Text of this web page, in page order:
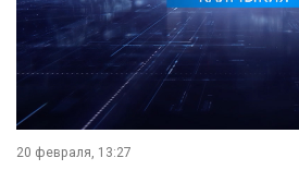
20 февраля, 13:27